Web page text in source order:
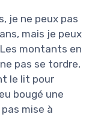
je ne peux pas
mais je peux
montants en
pas se tordre,
le lit pour
bougé une
mise à